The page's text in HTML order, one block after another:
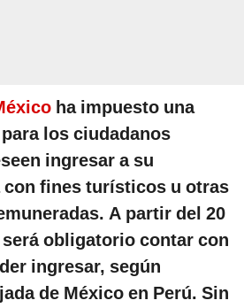
ha impuesto una
los ciudadanos
ingresar a su
fines turísticos u otras
A partir del 20
será obligatorio contar con
ingresar, según
de México en Perú. Sin